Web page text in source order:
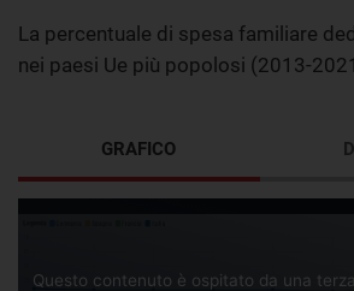
La percentuale di spesa familiare
nei paesi Ue più popolosi (2013-
GRAFICO
Questo contenuto è ospitato da una